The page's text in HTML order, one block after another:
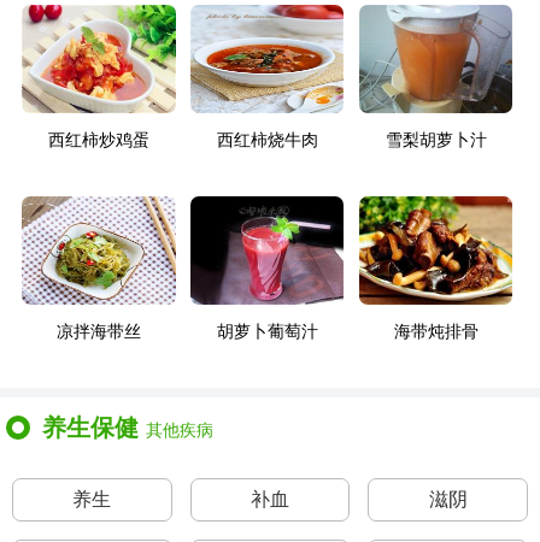
西红柿炒鸡蛋 西红柿烧牛肉 雪梨胡萝卜汁
凉拌海带丝 胡萝卜葡萄汁 海带炖排骨
养生保健 其他疾病
养生 补血 滋阴